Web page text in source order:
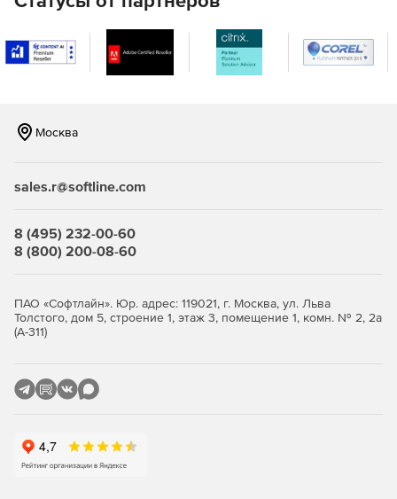
Москва
sales.r@softline.com
8 (495) 232-00-60
8 (800) 200-08-60
ПАО «Софтлайн». Юр. адрес: 119021, г. Москва, ул. Льва
Толстого, дом 5, строение 1, этаж 3, помещение 1, комн. № 2, 2а
(А-311)